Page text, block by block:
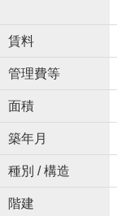
賃料
管理費等
面積
築年月
種別 / 構造
階建